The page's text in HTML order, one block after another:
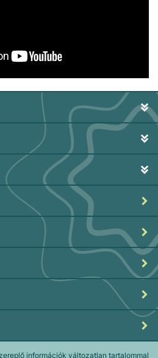
információk változatlan tartalommal